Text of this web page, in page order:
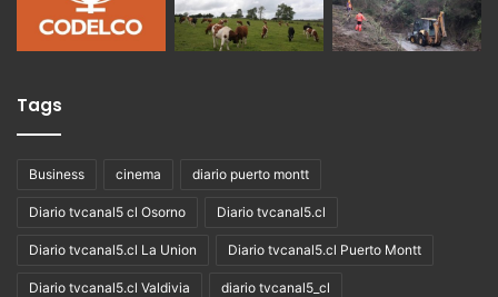
Tags
Business cinema diario puerto montt
Diario tvcanal5 cl Osorno Diario tvcanal5.cl
Diario tvcanal5.cl La Union Diario tvcanal5.cl Puerto Montt
Diario tvcanal5.cl Valdivia diario tvcanal5_cl